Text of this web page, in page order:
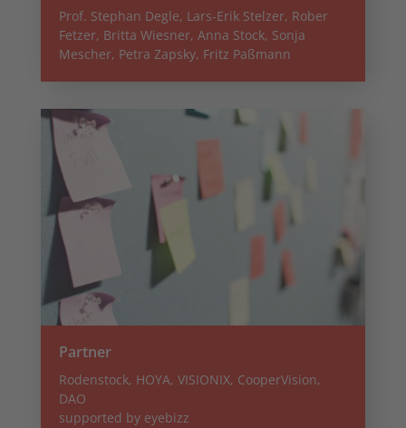
Prof. Stephan Degle, Lars-Erik Stelzer, Rober
Fetzer, Britta Wiesner, Anna Stock, Sonja
Mescher, Petra Zapsky, Fritz Paßmann
Partner
Rodenstock, HOYA, VISIONIX, CooperVision,
DAO
supported by eyebizz